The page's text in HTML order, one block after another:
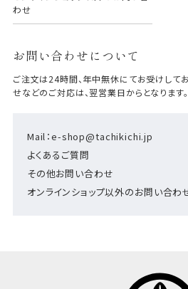
わせ
お問い合わせについて
Mail：e-shop@tachikichi.jp
よくあるご質問
その他お問い合わせ
オンラインショップ以外のお問い合わ
ご注文は24時間、年中無休にてお受けしてお
せなどのご対応は、翌営業日からとなります。